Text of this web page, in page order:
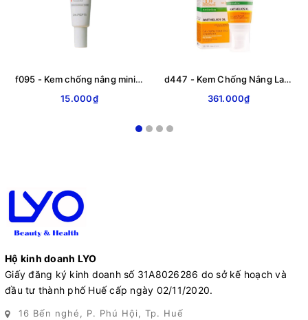
f095 - Kem chống nắng mini Dr.Pepti UV Plus Tone Up Sunscreen 8ml
15.000₫
d447 - Kem Chống Nắng La Roche Posay ( Da Dầu - Vạch Xanh - Mẫu Mới - Ko Mùi ) Anti Shine, Anthelios XL, Non-perfumed Gel - Creme 50+ SPF, 50ml
361.000₫
Hộ kinh doanh LYO
Giấy đăng ký kinh doanh số 31A8026286 do sở kế hoạch và
đầu tư thành phố Huế cấp ngày 02/11/2020.
16 Bến nghé, P. Phú Hội, Tp. Huế